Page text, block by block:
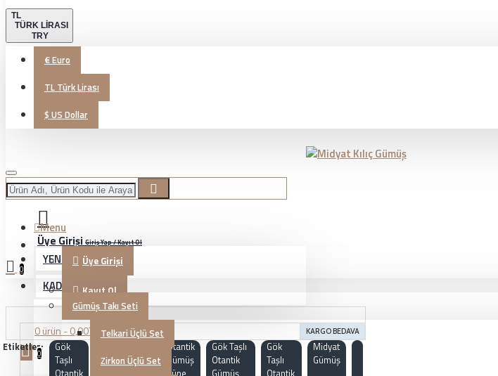
TL
TÜRK LIRASI
TRY
€Euro
TL Türk Lirası
$ US Dollar
Üye Girişi Giriş Yap / Kayıt Ol
Üye Girişi
Kayıt Ol
0 ürün - 0,00TL
0
Menu
YENİ GELENLER
KADIN TAKI
Gümüş Takı Seti
Telkari Üçlü Set
Zirkon Üçlü Set
0
KARGO BEDAVA
Etiketler:
Gök
Taşlı
Otantik
Otantik
Gümüş
Küpe
Gök Taşlı
Otantik
Gümüş
Gök
Taşlı
Otantik
Midyat
Gümüş